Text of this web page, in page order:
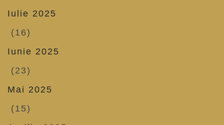
Iulie 2025
(16)
Iunie 2025
(23)
Mai 2025
(15)